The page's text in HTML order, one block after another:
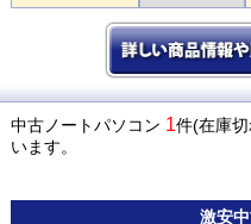
中古ノートパソコン 1件(在庫
います。
激安